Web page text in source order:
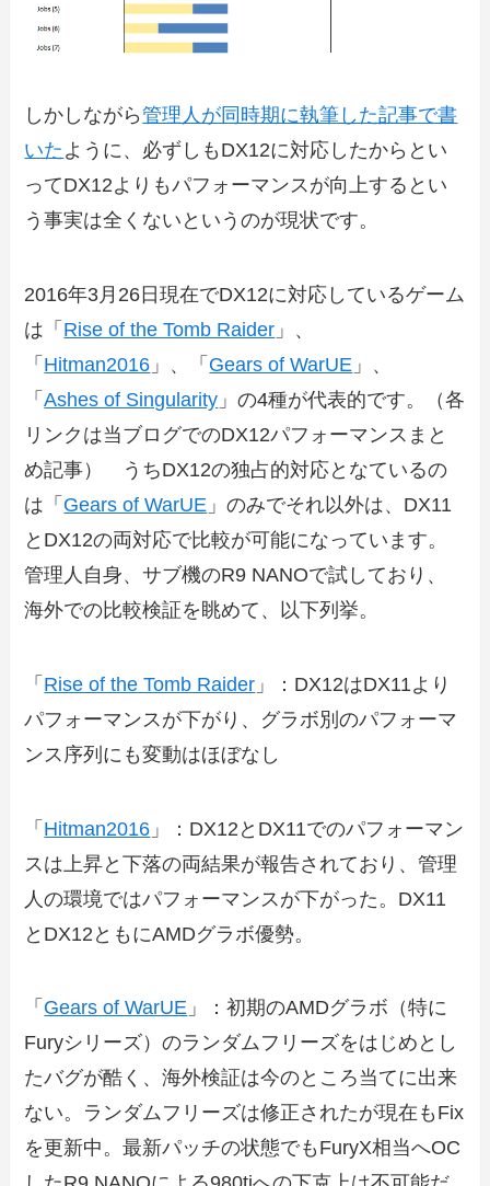
しかしながら管理人が同時期に執筆した記事で書
いた ように、必ずしもDX12に対応したからとい
ってDX12よりもパフォーマンスが向上するとい
う事実は全くないというのが現状です。
2016年3月26日現在でDX12に対応しているゲーム
は「 Rise of the Tomb Raider 」、
「 Hitman2016 」、「 Gears of WarUE 」、
「Ashes of Singularity 」の4種が代表的です。（各
リンクは当ブログでのDX12パフォーマンスまと
め記事） うちDX12の独占的対応となているの
は「 Gears of WarUE 」のみでそれ以外は、DX11
とDX12の両対応で比較が可能になっています。
管理人自身、サブ機のR9 NANOで試しており、
海外での比較検証を眺めて、以下列挙。
「 Rise of the Tomb Raider 」：DX12はDX11より
パフォーマンスが下がり、グラボ別のパフォーマ
ンス序列にも変動はほぼなし
「 Hitman2016 」：DX12とDX11でのパフォーマン
スは上昇と下落の両結果が報告されており、管理
人の環境ではパフォーマンスが下がった。DX11
とDX12ともにAMDグラボ優勢。
「 Gears of WarUE 」：初期のAMDグラボ（特に
Furyシリーズ）のランダムフリーズをはじめとし
たバグが酷く、海外検証は今のところ当てに出来
ない。ランダムフリーズは修正されたが現在もFix
を更新中。最新パッチの状態でもFuryX相当へOC